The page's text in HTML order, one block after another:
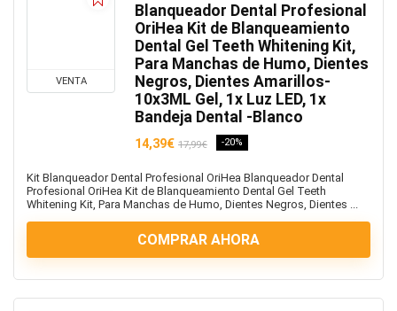
VENTA
Blanqueador Dental Profesional
OriHea Kit de Blanqueamiento
Dental Gel Teeth Whitening Kit,
Para Manchas de Humo, Dientes
Negros, Dientes Amarillos-
10x3ML Gel, 1x Luz LED, 1x
Bandeja Dental -Blanco
14,39€ 17,99€ -20%
Kit Blanqueador Dental Profesional OriHea Blanqueador Dental
Profesional OriHea Kit de Blanqueamiento Dental Gel Teeth
Whitening Kit, Para Manchas de Humo, Dientes Negros, Dientes ...
COMPRAR AHORA